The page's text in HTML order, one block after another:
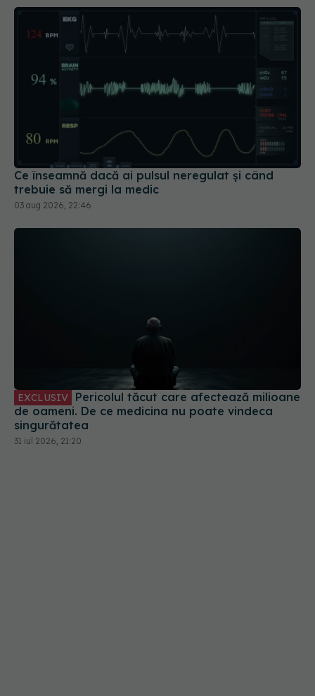
Ce înseamnă dacă ai pulsul neregulat și când
03 aug 2026, 22:46
de oameni. De ce medicina nu poate vindeca